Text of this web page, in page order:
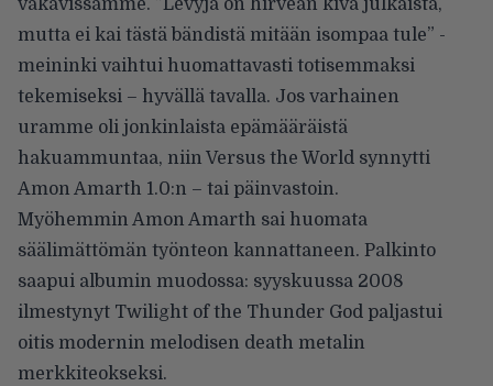
vakavissamme. ”Levyjä on hirveän kiva julkaista,
mutta ei kai tästä bändistä mitään isompaa tule” -
meininki vaihtui huomattavasti totisemmaksi
tekemiseksi – hyvällä tavalla. Jos varhainen
uramme oli jonkinlaista epämääräistä
hakuammuntaa, niin Versus the World synnytti
Amon Amarth 1.0:n – tai päinvastoin.
Myöhemmin Amon Amarth sai huomata
säälimättömän työnteon kannattaneen. Palkinto
saapui albumin muodossa: syyskuussa 2008
ilmestynyt Twilight of the Thunder God paljastui
oitis modernin melodisen death metalin
merkkiteokseksi.